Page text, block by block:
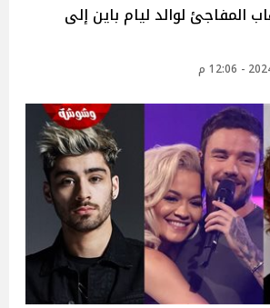
المفاجئ لوالد ليام باين إلى